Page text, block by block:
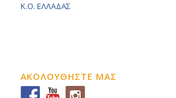
K.O. ΕΛΛΑΔΑΣ
ΑΚΟΛΟΥΘΗΣΤΕ ΜΑΣ